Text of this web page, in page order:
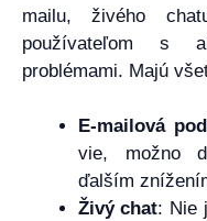
mailu, živého
používateľom s
problémami. Majú
E-mailová
vie, možno
ďalším
Živý chat: Nie